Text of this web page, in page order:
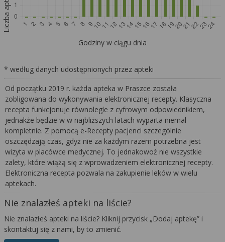
Liczba aptek
Godziny w ciągu dnia
* według danych udostępnionych przez apteki
Od początku 2019 r. każda apteka w Praszce została
zobligowana do wykonywania elektronicznej recepty. Klasyczna
recepta funkcjonuje równolegle z cyfrowym odpowiednikiem,
jednakże będzie w w najbliższych latach wyparta niemal
kompletnie. Z pomocą e-Recepty pacjenci szczególnie
oszczędzają czas, gdyż nie za każdym razem potrzebna jest
wizyta w placówce medycznej. To jednakowoż nie wszystkie
zalety, które wiążą się z wprowadzeniem elektronicznej recepty.
Elektroniczna recepta pozwala na zakupienie leków w wielu
aptekach.
Nie znalazłeś apteki na liście?
Nie znalazłeś apteki na liście? Kliknij przycisk „Dodaj aptekę” i
skontaktuj się z nami, by to zmienić.